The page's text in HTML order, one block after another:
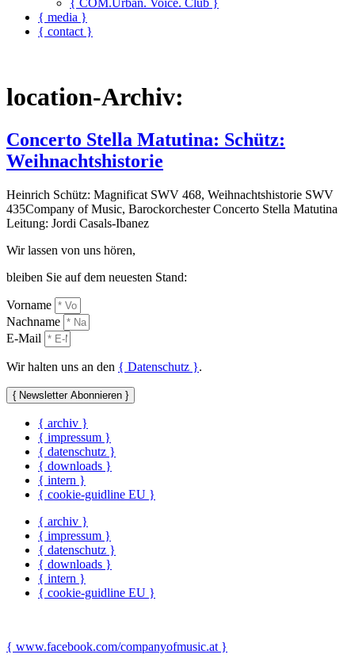
{ media }
{ contact }
location-Archiv:
Concerto Stella Matutina: Schütz:
Weihnachtshistorie
Heinrich Schütz: Magnificat SWV 468, Weihnachtshistorie SWV
435Company of Music, Barockorchester Concerto Stella Matutina
Leitung: Jordi Casals-Ibanez
Wir lassen von uns hören,
bleiben Sie auf dem neuesten Stand:
Vorname
Nachname
E-Mail
Wir halten uns an den { Datenschutz }.
{ Newsletter Abonnieren }
{ archiv }
{ impressum }
{ datenschutz }
{ downloads }
{ intern }
{ cookie-guidline EU }
{ archiv }
{ impressum }
{ datenschutz }
{ downloads }
{ intern }
{ cookie-guidline EU }
{ www.facebook.com/companyofmusic.at }